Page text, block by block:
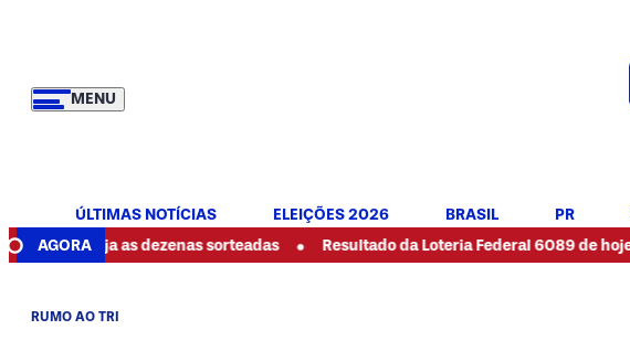
MENU
ÚLTIMAS NOTÍCIAS ELEIÇÕES 2026 BRASIL PR
AGORA
as dezenas sorteadas • Resultado da Loteria Federal 6089 de hoje (05/08) •
RUMO AO TRI